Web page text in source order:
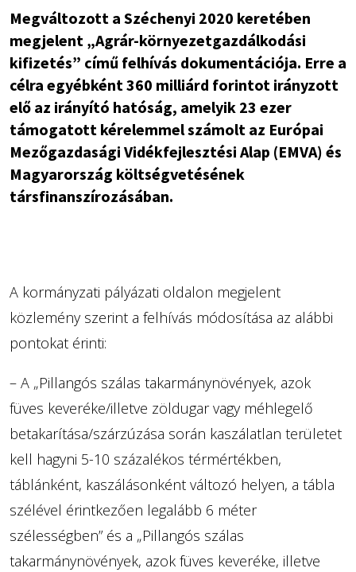
Megváltozott a Széchenyi 2020 keretében
megjelent „Agrár-környezetgazdálkodási
kifizetés” című felhívás dokumentációja. Erre a
célra egyébként 360 milliárd forintot irányzott
elő az irányító hatóság, amelyik 23 ezer
támogatott kérelemmel számolt az Európai
Mezőgazdasági Vidékfejlesztési Alap (EMVA) és
Magyarország költségvetésének
társfinanszírozásában.
A kormányzati pályázati oldalon megjelent
közlemény szerint a felhívás módosítása az alábbi
pontokat érinti:
– A „Pillangós szálas takarmánynövények, azok
füves keveréke/illetve zöldugar vagy méhlegelő
betakarítása/szárzúzása során kaszálatlan területet
kell hagyni 5-10 százalékos térmértékben,
táblánként, kaszálásonként változó helyen, a tábla
szélével érintkezően legalább 6 méter
szélességben” és a „Pillangós szálas
takarmánynövények, azok füves keveréke, illetve